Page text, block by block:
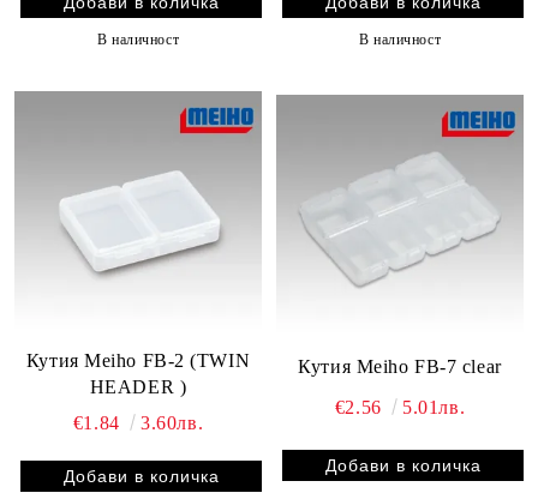
В наличност В наличност
Кутия Meiho FB-2 (ТWIN
HEADER )
€1.84
3.60лв.
Кутия Meiho FB-7 clear
€2.56 5.01лв.